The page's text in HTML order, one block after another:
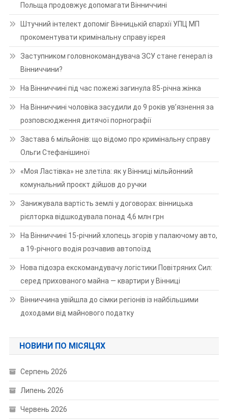
Польща продовжує допомагати Вінниччині
Штучний інтелект допоміг Вінницькій єпархії УПЦ МП
прокоментувати кримінальну справу ієрея
Заступником головнокомандувача ЗСУ стане генерал із
Вінниччини?
На Вінниччині під час пожежі загинула 85-річна жінка
На Вінниччині чоловіка засудили до 9 років ув’язнення за
розповсюдження дитячої порнографії
Застава 6 мільйонів: що відомо про кримінальну справу
Ольги Стефанішиної
«Моя Ластівка» не злетіла: як у Вінниці мільйонний
комунальний проєкт дійшов до ручки
Занижувала вартість землі у договорах: вінницька
рієлторка відшкодувала понад 4,6 млн грн
На Вінниччині 15-річний хлопець згорів у палаючому авто,
а 19-річного водія розчавив автопоїзд
Нова підозра екскомандувачу логістики Повітряних Сил:
серед прихованого майна — квартири у Вінниці
Вінниччина увійшла до сімки регіонів із найбільшими
доходами від майнового податку
НОВИНИ ПО МІСЯЦЯХ
Серпень 2026
Липень 2026
Червень 2026